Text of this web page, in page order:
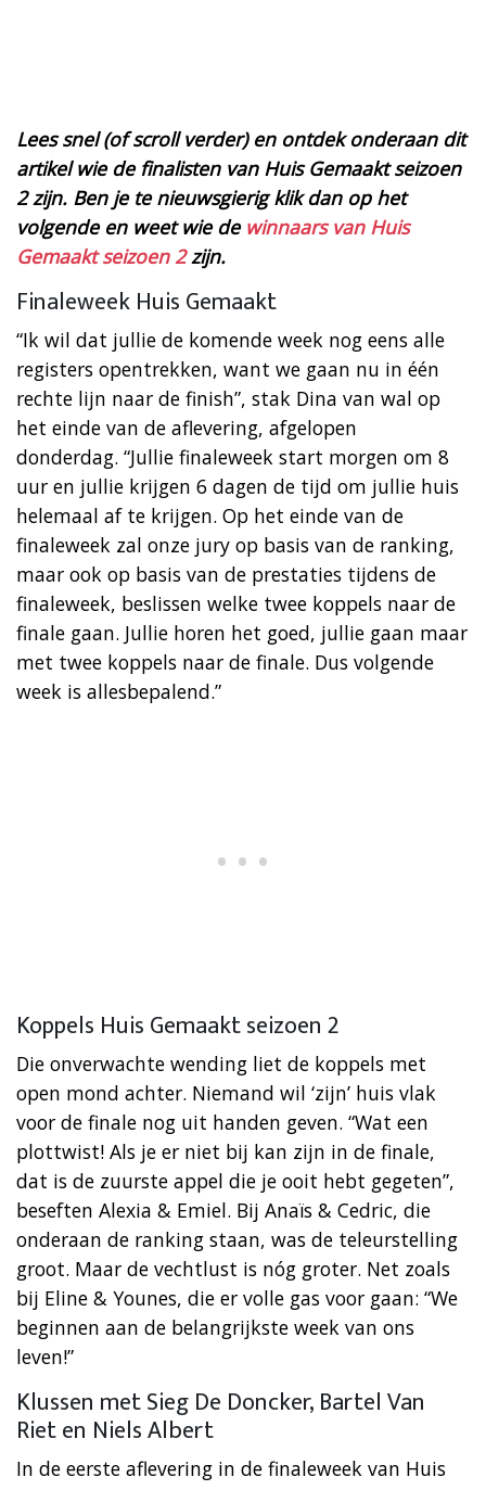
Lees snel (of scroll verder) en ontdek onderaan dit
artikel wie de finalisten van Huis Gemaakt seizoen
2 zijn. Ben je te nieuwsgierig klik dan op het
volgende en weet wie de winnaars van Huis
Gemaakt seizoen 2zijn.
Finaleweek Huis Gemaakt
“Ik wil dat jullie de komende week nog eens alle
registers opentrekken, want we gaan nu in één
rechte lijn naar de finish”, stak Dina van wal op
het einde van de aflevering, afgelopen
donderdag. “Jullie finaleweek start morgen om 8
uur en jullie krijgen 6 dagen de tijd om jullie huis
helemaal af te krijgen. Op het einde van de
finaleweek zal onze jury op basis van de ranking,
maar ook op basis van de prestaties tijdens de
finaleweek, beslissen welke twee koppels naar de
finale gaan. Jullie horen het goed, jullie gaan maar
met twee koppels naar de finale. Dus volgende
week is allesbepalend.”
Koppels Huis Gemaakt seizoen 2
Die onverwachte wending liet de koppels met
open mond achter. Niemand wil ‘zijn’ huis vlak
voor de finale nog uit handen geven. “Wat een
plottwist! Als je er niet bij kan zijn in de finale,
dat is de zuurste appel die je ooit hebt gegeten”,
beseften Alexia & Emiel. Bij Anaïs & Cedric, die
onderaan de ranking staan, was de teleurstelling
groot. Maar de vechtlust is nóg groter. Net zoals
bij Eline & Younes, die er volle gas voor gaan: “We
beginnen aan de belangrijkste week van ons
leven!”
Klussen met Sieg De Doncker, Bartel Van
Riet en Niels Albert
In de eerste aflevering in de finaleweek van Huis